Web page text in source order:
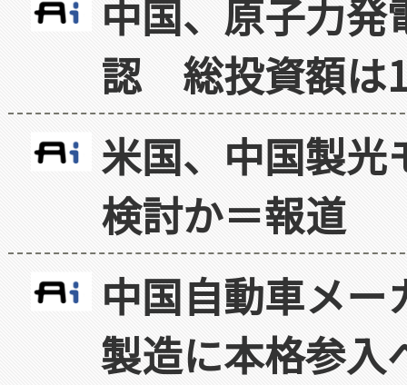
中国、原子力
認 総投資額は
米国、中国製光
検討か＝報道
中国自動車メ
製造に本格参入